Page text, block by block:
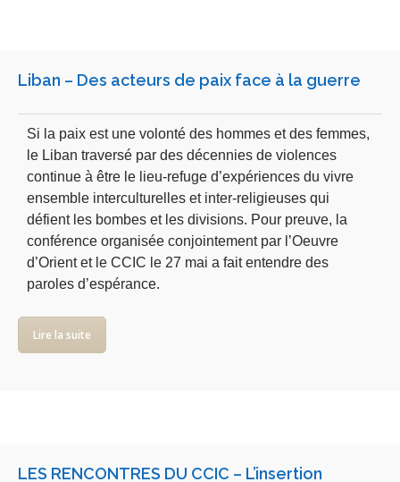
Liban – Des acteurs de paix face à la guerre
Si la paix est une volonté des hommes et des femmes,
le Liban traversé par des décennies de violences
continue à être le lieu-refuge d’expériences du vivre
ensemble interculturelles et inter-religieuses qui
défient les bombes et les divisions. Pour preuve, la
conférence organisée conjointement par l’Oeuvre
d’Orient et le CCIC le 27 mai a fait entendre des
paroles d’espérance.
Lire la suite
LES RENCONTRES DU CCIC – L’insertion